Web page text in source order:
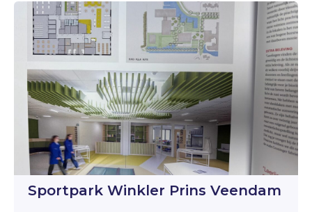
Sportpark Winkler Prins Veendam